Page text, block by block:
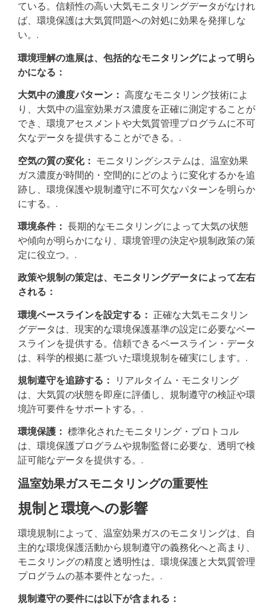
ている。信頼性の高い大気モニタリングデータがなけれ
ば、環境保護は大気質問題への対処に効果を発揮しな
い。.
環境理解の進展は、包括的なモニタリングによって明ら
かになる：
大気中の濃度パターン： 高度なモニタリング技術によ
り、大気中の温室効果ガス濃度を正確に測定することが
でき、環境アセスメントや大気質管理プログラムに不可
欠なデータを提供することができる。.
空気の質の変化： モニタリングシステムは、温室効果
ガス濃度が時間的・空間的にどのように変化するかを追
跡し、環境保護や規制遵守に不可欠なパターンを明らか
にする。.
環境条件： 長期的なモニタリングによって大気の状態
や傾向が明らかになり、環境管理の決定や規制政策の策
定に役立つ。.
政策や規制の策定は、モニタリングデータによって左右
される：
環境ベースラインを設定する： 正確な大気モニタリン
グデータは、現実的な環境保護基準の設定に必要なベー
スラインを提供する。信頼できるベースライン・データ
は、科学的根拠に基づいた環境規制を確実にします。.
規制遵守を追跡する： リアルタイム・モニタリング
は、大気質の状態を即座に評価し、規制遵守の検証や環
境許可要件をサポートする。.
環境保護： 標準化されたモニタリング・プロトコル
は、環境保護プログラムや規制監督に必要な、透明で検
証可能なデータを提供する。.
温室効果ガスモニタリングの重要性
規制と環境への影響
環境規制によって、温室効果ガスのモニタリングは、自
主的な環境保護活動から規制遵守の義務化へと高まり、
モニタリングの精度と透明性は、環境保護と大気質管理
プログラムの基本要件となった。.
規制遵守の要件には以下が含まれる：